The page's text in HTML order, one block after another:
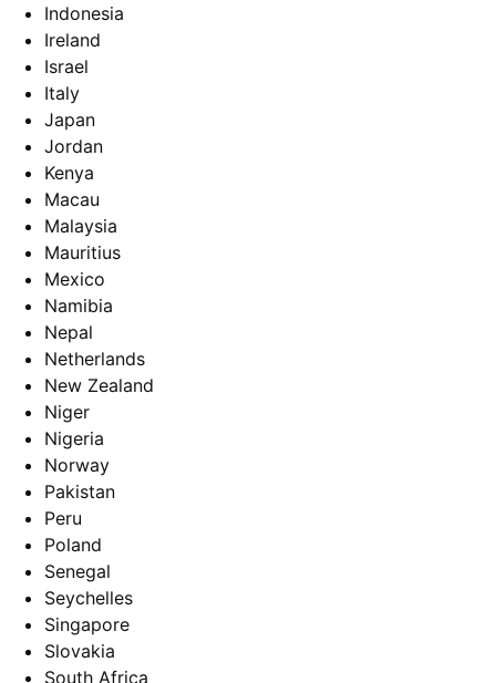
Indonesia
Ireland
Israel
Italy
Japan
Jordan
Kenya
Macau
Malaysia
Mauritius
Mexico
Namibia
Nepal
Netherlands
New Zealand
Niger
Nigeria
Norway
Pakistan
Peru
Poland
Senegal
Seychelles
Singapore
Slovakia
South Africa